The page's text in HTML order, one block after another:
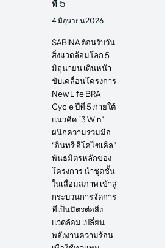
ที่ 5
4 มิถุนายน 2026
SABINA ต้อนรับวัน
สิ่งแวดล้อมโลก 5
มิถุนายน เดินหน้า
ขับเคลื่อนโครงการ
New Life BRA
Cycle ปีที่ 5 ภายใต้
แนวคิด “3 Win”
ผนึกความร่วมมือ
“อินทรี อีโคไซเคิล”
พันธมิตรหลักของ
โครงการ นำชุดชั้น
ในเสื่อมสภาพ เข้าสู่
กระบวนการจัดการ
ที่เป็นมิตรต่อสิ่ง
แวดล้อม เปลี่ยน
พลังงานความร้อน